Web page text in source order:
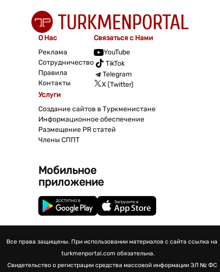
О Нас
Реклама
Сотрудничество
Правила
Контакты
Связаться с Нами
YouTube
TikTok
Telegram
X (Twitter)
Услуги
Создание сайтов в Туркменистане
Информационное обеспечение
Размещение PR статей
Члены СППТ
Мобильное
приложение
Все права защищены. При использовании материалов с сайта ссылка на
turkmenportal.com обязательна.
Свидетельство о регистрации средства массовой информации ЭЛ № ФС